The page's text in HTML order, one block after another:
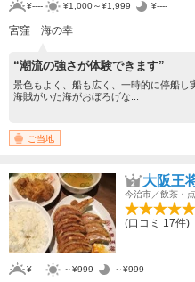
¥---- ¥1,000～¥1,999 ¥----
宮窪 海の幸
“潮流の強さが体験できます”
景色もよく、船も広く、一時的に停船し
海賊がいた海がおぼろげな...
ご当地
大阪王
今治市／飲茶・
(口コミ 17件)
¥---- ～¥999 ～¥999